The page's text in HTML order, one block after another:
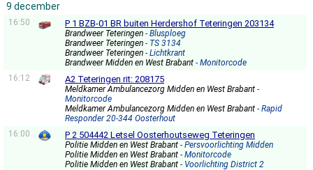
9 december
16:50 P 1 BZB-01 BR buiten Herdershof Teteringen 203134
Brandweer Teteringen - Blusploeg
Brandweer Teteringen - TS 3134
Brandweer Teteringen - Lichtkrant
Brandweer Midden en West Brabant - Monitorcode
16:12
A2 Teteringen rit: 208175
Meldkamer Ambulancezorg Midden en West Brabant -
Monitorcode
Meldkamer Ambulancezorg Midden en West Brabant - Rapid
Responder 20-344 Oosterhout
16:00
P 2 504442 Letsel Oosterhoutseweg Teteringen
Politie Midden en West Brabant - Persvoorlichting Midden
Politie Midden en West Brabant - Monitorcode
Politie Midden en West Brabant - Voorlichting District 2